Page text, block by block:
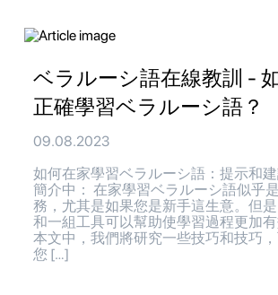
ベラルーシ語在線教訓 -
正確學習ベラルーシ語？
09.08.2023
如何在家學習ベラルーシ語：提示和建
簡介中： 在家學習ベラルーシ語似乎
務，尤其是如果您是新手這生意。但
和一組工具可以幫助使學習過程更加
本文中，我們將研究一些技巧和技巧
您 […]